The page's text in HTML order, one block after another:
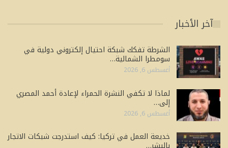
آخر الأخبار
الشرطة تفكك شبكة احتيال إلكتروني دولية في
سومطرا الشمالية…
أغسطس 6, 2026
لماذا لا تكفي النشرة الحمراء لإعادة أحمد المصري
إلى…
أغسطس 6, 2026
خديعة العمل في تركيا: كيف استدرجت شبكات الاتجار